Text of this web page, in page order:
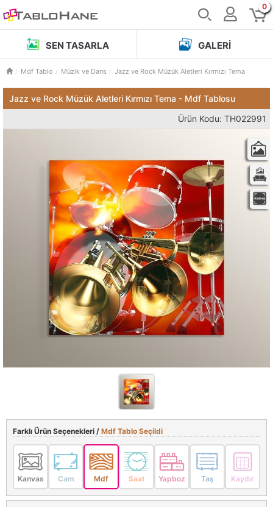
0
SEN TASARLA GALERI
Mdf Tablo Müzik ve Dans Jazz ve Rock Müzük Aletleri Kırmızı Tema
Jazz ve Rock Müzük Aletleri Kırmızı Tema - Mdf Tablosu
Ürün Kodu: TH022991
Farklı Ürün Seçenekleri / Mdf Tablo Seçildi
Kanvas Cam Mdf Saat Yapboz Taş Kaydır